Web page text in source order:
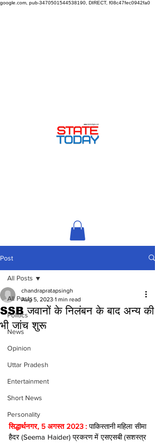
google.com, pub-3470501544538190, DIRECT, f08c47fec0942fa0
Post
All Posts
Politics
News
Opinion
Uttar Pradesh
Entertainment
Short News
Personality
All Posts
SSB जवानों के निलंबन के बाद अन्य की
भी जांच शुरू
chandrapratapsingh
Aug 5, 2023 1 min read
सिद्धार्थनगर, 5 अगस्त 2023 : पाकिस्तानी महिला सीमा
हैदर (Seema Haider) प्रकरण में एसएसबी (सशस्त्र